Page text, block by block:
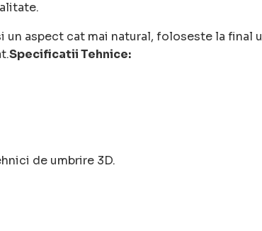
un aspect cat mai natural, foloseste la
Specificatii Tehnice:
de umbrire 3D.